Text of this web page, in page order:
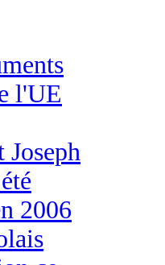
l'UE
Joseph
2006